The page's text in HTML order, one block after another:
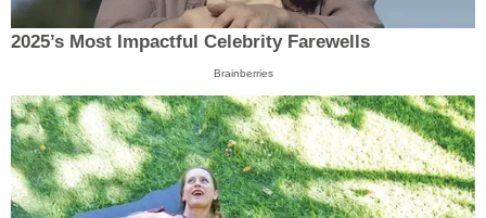
2025’s Most Impactful Celebrity Farewells
Brainberries